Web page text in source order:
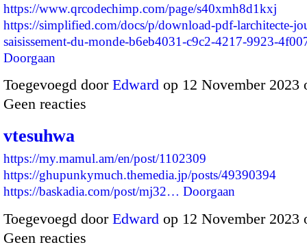
https://www.qrcodechimp.com/page/s40xmh8d1kxj
https://simplified.com/docs/p/download-pdf-larchitecte-
saisissement-du-monde-b6eb4031-c9c2-4217-9923-
Doorgaan
Toegevoegd door Edward op 12 November
Geen reacties
vtesuhwa
https://my.mamul.am/en/post/1102309
https://ghupunkymuch.themedia.jp/posts/49390394
https://baskadia.com/post/mj32… Doorgaan
Toegevoegd door Edward op 12 November
Geen reacties